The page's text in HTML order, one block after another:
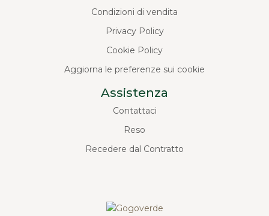
Condizioni di vendita
Privacy Policy
Cookie Policy
Aggiorna le preferenze sui cookie
Assistenza
Contattaci
Reso
Recedere dal Contratto